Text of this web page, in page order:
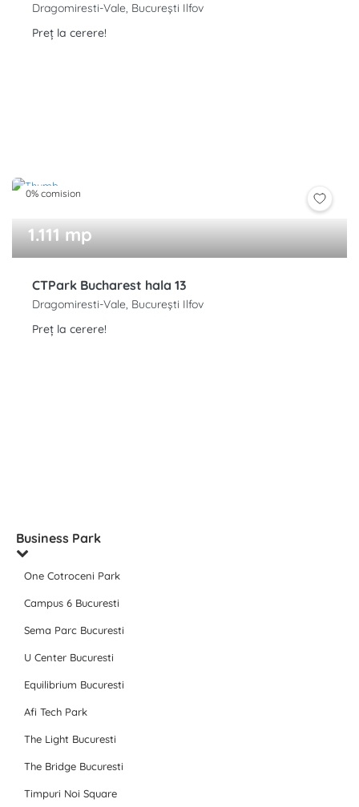
Dragomiresti-Vale, București Ilfov
Preț la cerere!
0% comision
1.111 mp
CTPark Bucharest hala 13
Dragomiresti-Vale, București Ilfov
Preț la cerere!
Business Park
One Cotroceni Park
Campus 6 Bucuresti
Sema Parc Bucuresti
U Center Bucuresti
Equilibrium Bucuresti
Afi Tech Park
The Light Bucuresti
The Bridge Bucuresti
Timpuri Noi Square